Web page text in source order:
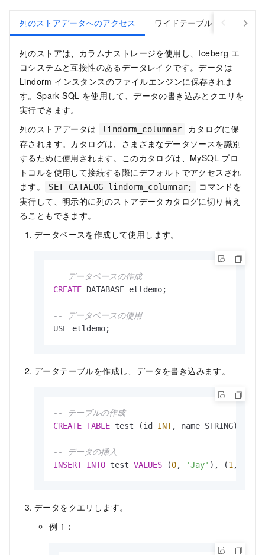
列のストアデータへのアクセス ワイドテーブルデータへのア
列のストアは、カラムナストレージを使用し、Iceberg エ
コシステムと互換性のあるデータレイクです。データは
Lindorm インスタンスのファイルエンジンに保存されま
す。Spark SQL を使用して、データの書き込みとクエリを
実行できます。
列のストアデータは
lindorm_columnar
カタログに保
存されます。カタログは、さまざまなデータソースを識別
するために使用されます。このカタログは、MySQL プロ
トコルを使用して接続する際にデフォルトでアクセスされ
ます。
SET CATALOG lindorm_columnar;
コマンドを
実行して、明示的に列のストアデータカタログに切り替え
ることもできます。
データベースを作成して使用します。
-- データベースの作成
CREATE DATABASE etldemo;
-- データベースの使用
USE etldemo;
データテーブルを作成し、データを書き込みます。
-- テーブルの作成
CREATE TABLE test (id INT, name STRING);
-- データの挿入
INSERT INTO test VALUES (0, 'Jay' ), (1,
データをクエリします。
例 1：